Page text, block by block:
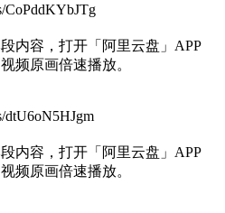
CoPddKYbJTg
内容，打开「阿里云盘」APP
频原画倍速播放。
dtU6oN5HJgm
内容，打开「阿里云盘」APP
频原画倍速播放。